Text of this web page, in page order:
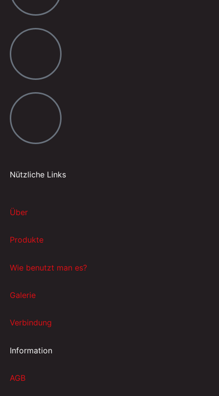
Nützliche Links
Über
Produkte
Wie benutzt man es?
Galerie
Verbindung
Information
AGB